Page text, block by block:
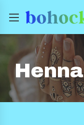
Henna